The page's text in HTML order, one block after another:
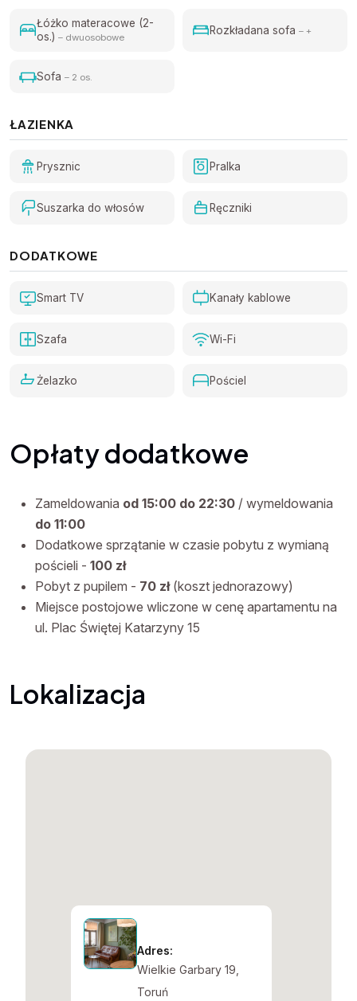
Łóżko materacowe (2-
os.) – dwuosobowe
Rozkładana sofa – +
Sofa – 2 os.
ŁAZIENKA
Prysznic Pralka
Suszarka do włosów Ręczniki
DODATKOWE
Smart TV Kanały kablowe
Szafa Wi-Fi
Żelazko Pościel
Opłaty dodatkowe
Zameldowania od 15:00 do 22:30 / wymeldowania
do 11:00
Dodatkowe sprzątanie w czasie pobytu z wymianą
pościeli - 100 zł
Pobyt z pupilem - 70 zł (koszt jednorazowy)
Miejsce postojowe wliczone w cenę apartamentu na
ul. Plac Świętej Katarzyny 15
Lokalizacja
Adres:
Wielkie Garbary 19,
Toruń